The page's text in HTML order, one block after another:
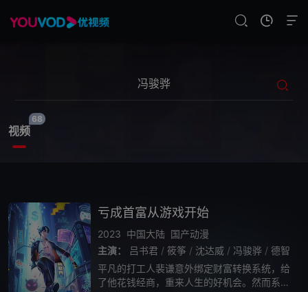
视频
68
亏成首富从游戏开始
2023 中国大陆 国产动漫
主演：
吕书君 / 筱筝 / 沈达威 / 冯骏骅 / 德智
平凡的打工人裴谦意外绑定财富转换系统，给
了他花钱经商，重来人生的好机会。然而系统